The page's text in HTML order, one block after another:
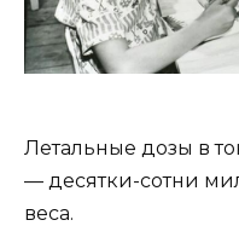
Летальные дозы в
— десятки-сотни
веса.